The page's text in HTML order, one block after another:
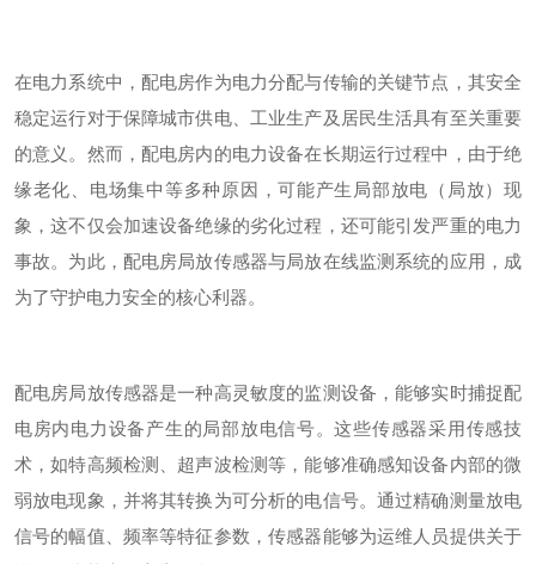
在电力系统中，配电房作为电力分配与传输的关键节点，其安全
稳定运行对于保障城市供电、工业生产及居民生活具有至关重要
的意义。然而，配电房内的电力设备在长期运行过程中，由于绝
缘老化、电场集中等多种原因，可能产生局部放电（局放）现
象，这不仅会加速设备绝缘的劣化过程，还可能引发严重的电力
事故。为此，配电房局放传感器与局放在线监测系统的应用，成
为了守护电力安全的核心利器。
配电房局放传感器是一种高灵敏度的监测设备，能够实时捕捉配
电房内电力设备产生的局部放电信号。这些传感器采用传感技
术，如特高频检测、超声波检测等，能够准确感知设备内部的微
弱放电现象，并将其转换为可分析的电信号。通过精确测量放电
信号的幅值、频率等特征参数，传感器能够为运维人员提供关于